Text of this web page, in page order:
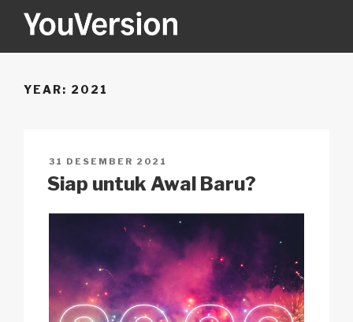
YOUVERSION
YEAR: 2021
POSTED
ON
31 DESEMBER 2021
Siap untuk Awal Baru?